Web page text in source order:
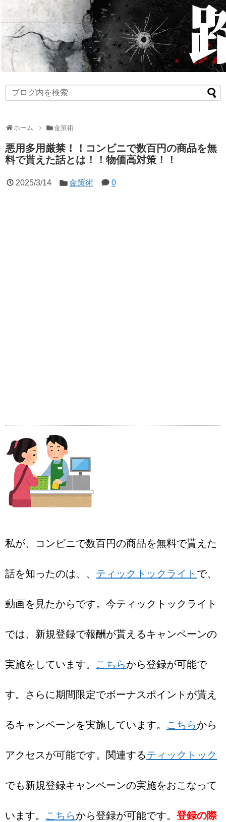
ホーム 金策術
悪用多用厳禁！！コンビニで数百円の商品を無
料で貰えた話とは！！物価高対策！！
2025/3/14 金策術 0
私が、コンビニで数百円の商品を無料で貰えた
話を知ったのは、、 ティックトックライト で、
動画を見たからです。今ティックトックライト
では、新規登録で報酬が貰えるキャンペーンの
実施をしています。 こちらから登録が可能で
す。さらに期間限定でボーナスポイントが貰え
るキャンペーンを実施しています。 こちらから
アクセスが可能です。関連するティックトック
でも新規登録キャンペーンの実施をおこなって
います。 こちらから登録が可能です。 登録の際